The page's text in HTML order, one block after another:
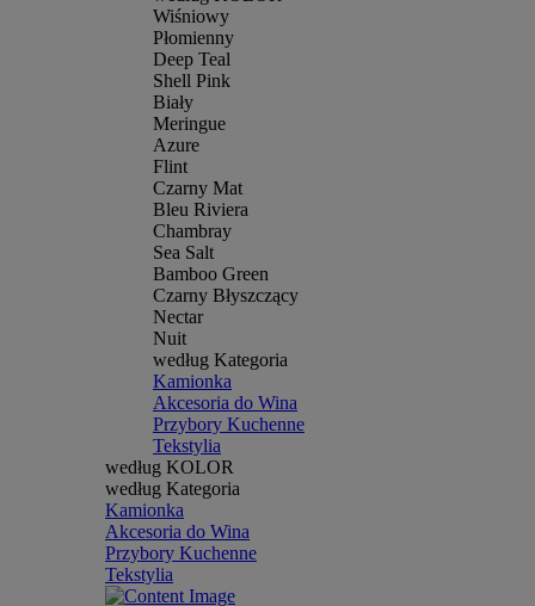
Wiśniowy
Płomienny
Deep Teal
Shell Pink
Biały
Meringue
Azure
Flint
Czarny Mat
Bleu Riviera
Chambray
Sea Salt
Bamboo Green
Czarny Błyszczący
Nectar
Nuit
według Kategoria
Kamionka
Akcesoria do Wina
Przybory Kuchenne
Tekstylia
według KOLOR
według Kategoria
Kamionka
Akcesoria do Wina
Przybory Kuchenne
Tekstylia